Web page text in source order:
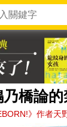
乃橋論
》作者